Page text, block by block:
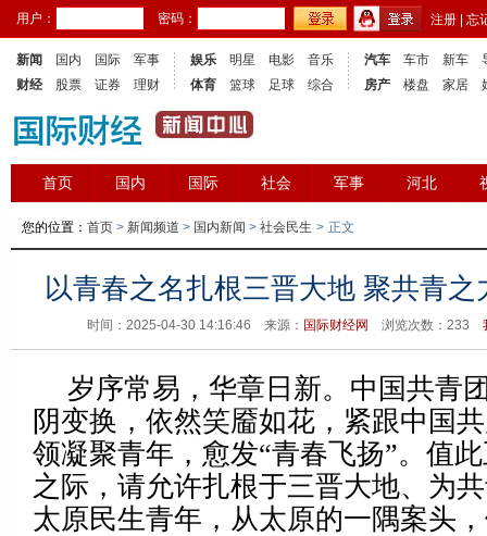
用户： 密码： 注册 忘
新闻 国内 国际
军事
财经
股票 证券 理财
娱乐 明星 电影
音乐
体育
篮球 足球 综合
汽车 车市 新车
房产
楼盘 家居
首页 国内 国际 社会 军事 河北
您的位置： 首页 > 新闻频道 > 国内新闻 > 社会民生 > 正文
以青春之名扎根三晋大地 聚共青之
时间：2025-04-30 14:16:46 来源： 国际财经网 浏览次数： 233
岁序常易，华章日新。中国共青
阴变换，依然笑靥如花，紧跟中国
领凝聚青年，愈发“青春飞扬”。值
之际，请允许扎根于三晋大地、为
太原民生青年，从太原的一隅案头